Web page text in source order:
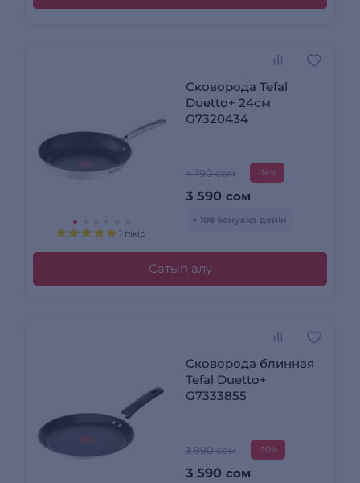
1 пікір
Сковорода Tefal
Duetto+ 24см
G7320434
4 190 сом -14%
3 590 сом
+ 108 бонусқа дейін
Сатып алу
Сковорода блинная
Tefal Duetto+
G7333855
3 990 сом -10%
3 590 сом